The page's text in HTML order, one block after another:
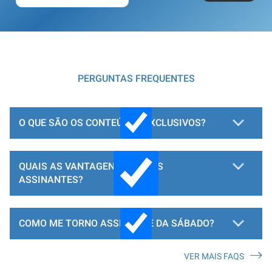
PERGUNTAS FREQUENTES
O QUE SÃO OS CONTEÚDOS EXCLUSIVOS?
QUAIS AS VANTAGENS PARA OS
ASSINANTES?
COMO ME TORNO ASSINANTE DA SÁBADO?
VER MAIS FAQS